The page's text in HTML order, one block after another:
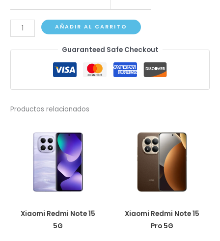
Redmi
Note
11
5G
AÑADIR AL CARRITO
Guaranteed Safe Checkout
Productos relacionados
Xiaomi Redmi Note 15
5G
Xiaomi Redmi Note 15
Pro 5G